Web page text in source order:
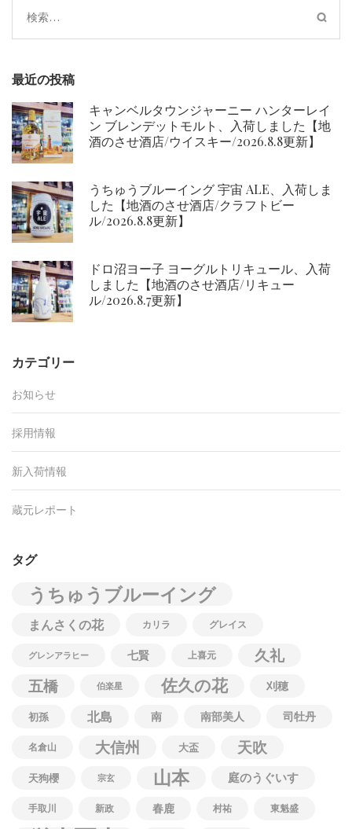
シ
ョ
検
索:
最近の投稿
キャンベルタウンジャーニー ハンターレイ
ン ブレンデットモルト、入荷しました【地
酒のさせ酒店/ウイスキー/2026.8.8更新】
うちゅうブルーイング 宇宙 ALE、入荷しま
した【地酒のさせ酒店/クラフトビー
ル/2026.8.8更新】
ドロ沼ヨー子 ヨーグルトリキュール、入荷
しました【地酒のさせ酒店/リキュー
ル/2026.8.7更新】
カテゴリー
お知らせ
採用情報
新入荷情報
蔵元レポート
タグ
うちゅうブルーイング
まんさくの花 カリラ グレイス
グレンアラヒー 七賢 上喜元
久礼
五橋
伯楽星 佐久の花 刈穂
初孫 北島 南 南部美人 司牡丹
名倉山 大信州 大盃 天吹
天狗櫻 宗玄 山本 庭のうぐいす
手取川 新政 春鹿 村祐 東魁盛